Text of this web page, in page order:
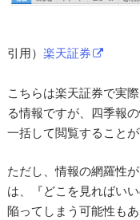
引用） 楽天証券
こちらは楽天証券で実
る情報ですが、四季報
一括して閲覧することが
ただし、情報の網羅性
は、『どこを見ればい
陥ってしまう可能性もあ